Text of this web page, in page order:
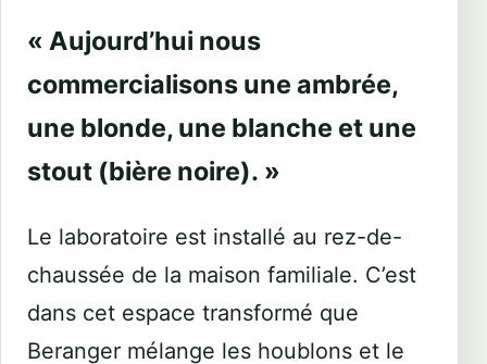
« Aujourd’hui nous
commercialisons une ambrée,
une blonde, une blanche et une
stout (bière noire). »
Le laboratoire est installé au rez-de-
chaussée de la maison familiale. C’est
dans cet espace transformé que
Beranger mélange les houblons et le